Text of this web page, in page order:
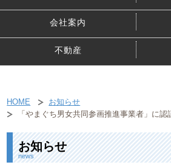
会社案内
不動産
HOME
お知らせ
「やまぐち男女共同参画推進事業者」に認
お知らせ
news